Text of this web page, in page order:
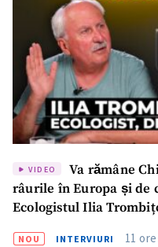
VIDEO
Va rămâne
râurile în Europa și de
Ecologistul Ilia
NOU INTERVIURI 11